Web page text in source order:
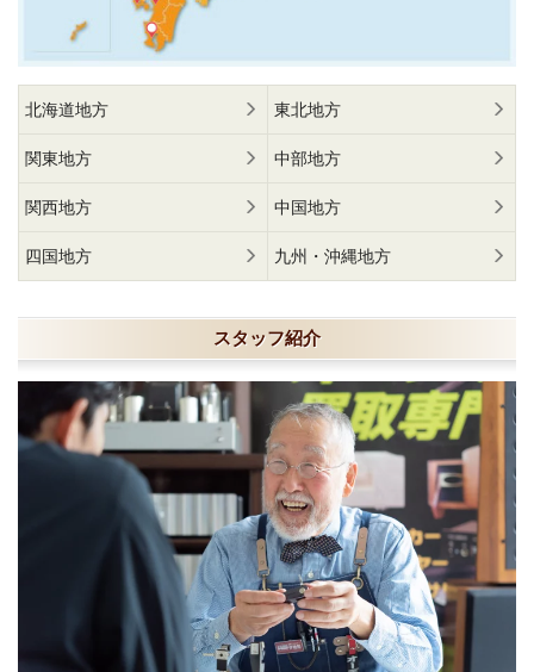
北海道地方 東北地方
関東地方 中部地方
関西地方 中国地方
四国地方 九州・沖縄地方
スタッフ紹介